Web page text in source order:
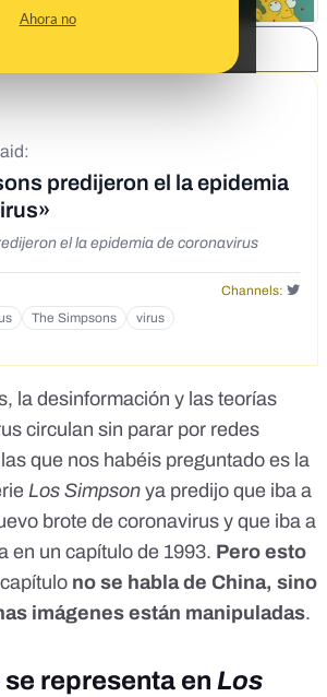
Ahora no
predijeron el la epidemia
el la epidemia de coronavirus
Channels:
The Simpsons
virus
la desinformación y las teorías
circulan sin parar por redes
que nos habéis preguntado es la
Los Simpson ya predijo que iba a
brote de coronavirus y que iba a
en un capítulo de 1993. Pero esto
no se habla de China, sino
imágenes están manipuladas.
representa en Los